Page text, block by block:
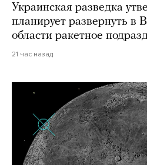
Украинская разведка
планирует развернуть в
области ракетное
21 час назад